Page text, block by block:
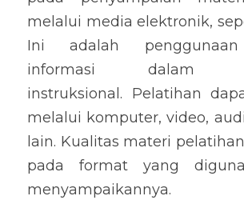
melalui media elektronik,
Ini adalah
informasi dalam
instruksional. Pelatihan
melalui komputer, video,
lain. Kualitas materi
pada format yang
menyampaikannya.